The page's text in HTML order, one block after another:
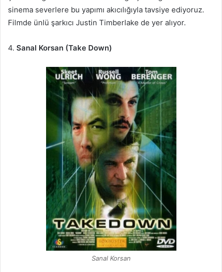
sinema severlere bu yapımı akıcılığıyla tavsiye ediyoruz.
Filmde ünlü şarkıcı Justin Timberlake de yer alıyor.
4. Sanal Korsan (Take Down)
Sanal Korsan